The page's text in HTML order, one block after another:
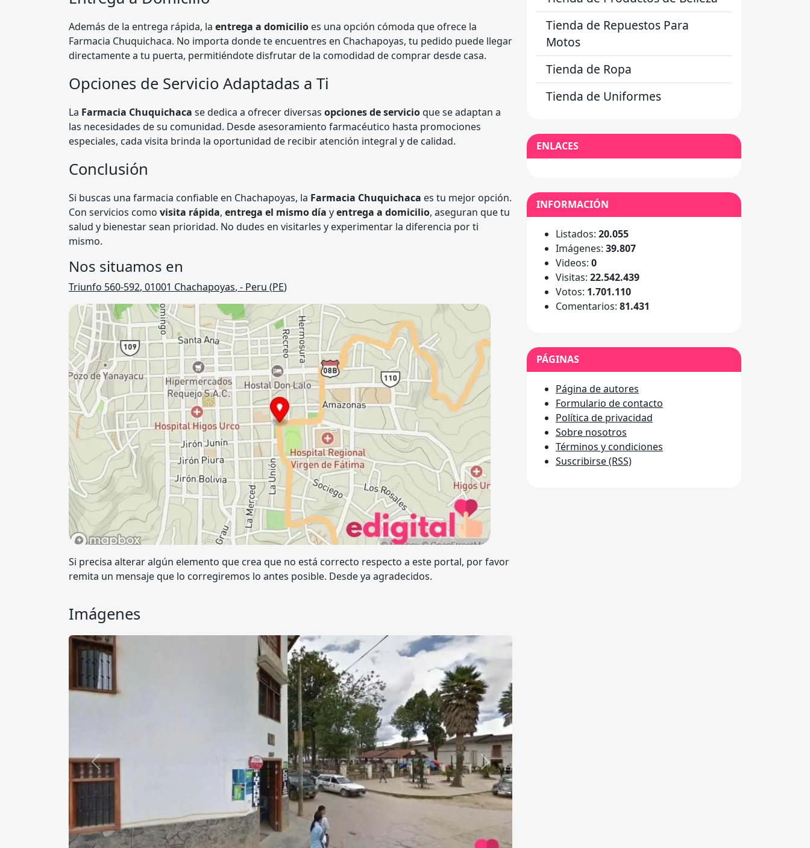
Además de la entrega rápida, la entrega a domicilio es una opción cómoda que ofrece la
Farmacia Chuquichaca. No importa donde te encuentres en Chachapoyas, tu pedido puede llegar
directamente a tu puerta, permitiéndote disfrutar de la comodidad de comprar desde casa.
Opciones de Servicio Adaptadas a Ti
La Farmacia Chuquichaca se dedica a ofrecer diversas opciones de servicioque se adaptan a
las necesidades de su comunidad. Desde asesoramiento farmacéutico hasta promociones
especiales, cada visita brinda la oportunidad de recibir atención integral y de calidad.
Conclusión
Si buscas una farmacia confiable en Chachapoyas, la Farmacia Chuquichaca es tu mejor opción.
Con servicios como visita rápida, entrega el mismo día yentrega a domicilio, aseguran que tu
salud y bienestar sean prioridad. No dudes en visitarles y experimentar la diferencia por ti
mismo.
Nos situamos en
Triunfo 560-592, 01001 Chachapoyas, - Peru (PE)
Si precisa alterar algún elemento que crea que no está correcto respecto a este portal, por favor
remita un mensaje que lo corregiremos lo antes posible. Desde ya agradecidos.
Imágenes
Anterior Siguiente
Tienda de Repuestos Para
Motos
Tienda de Ropa
Tienda de Uniformes
ENLACES
INFORMACIÓN
Listados: 20.055
Imágenes: 39.807
Videos: 0
Visitas: 22.542.439
Votos: 1.701.110
Comentarios: 81.431
PÁGINAS
Página de autores
Formulario de contacto
Política de privacidad
Sobre nosotros
Términos y condiciones
Suscribirse (RSS)